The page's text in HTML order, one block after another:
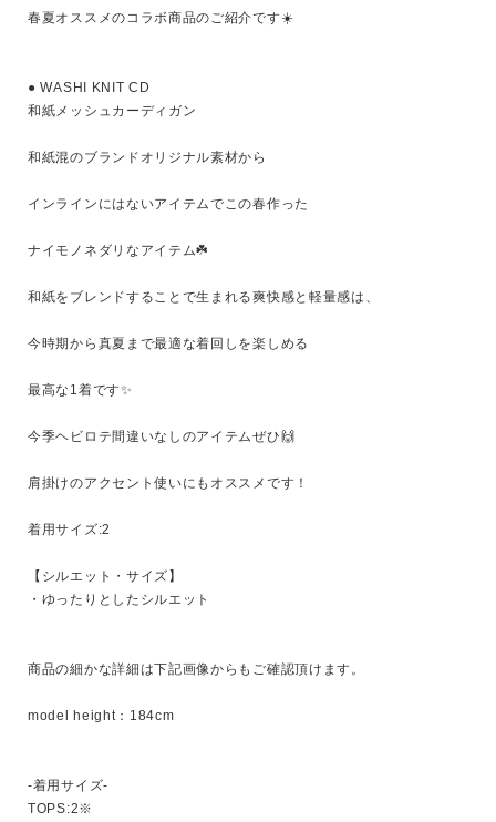
キーワード
性別
サイズ
春夏オススメのコラボ商品のご紹介です☀️
● WASHI KNIT CD
和紙メッシュカーディガン
和紙混のブランドオリジナル素材から
インラインにはないアイテムでこの春作った
ナイモノネダリなアイテム☘️
和紙をブレンドすることで生まれる爽快感と軽量感は、
今時期から真夏まで最適な着回しを楽しめる
最高な1着です✨
今季ヘビロテ間違いなしのアイテムぜひ🙌
肩掛けのアクセント使いにもオススメです！
着用サイズ:2
【シルエット・サイズ】
・ゆったりとしたシルエット
商品の細かな詳細は下記画像からもご確認頂けます。
model height：184cm
-着用サイズ-
TOPS:2※